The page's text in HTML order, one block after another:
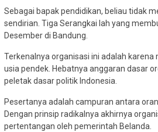
Sebagai bapak pendidikan, beliau tidak
sendirian. Tiga Serangkai lah yang
Desember di Bandung.
Terkenalnya organisasi ini adalah karena
usia pendek. Hebatnya anggaran dasar
peletak dasar politik Indonesia.
Pesertanya adalah campuran antara
Dengan prinsip radikalnya akhirnya
pertentangan oleh pemerintah Belanda.